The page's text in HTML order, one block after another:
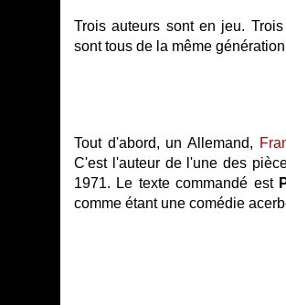
Trois auteurs sont en jeu.
sont tous de la même
Tout d'abord, un Allemand,
C'est l'auteur de l'une des
1971. Le texte commandé est
comme étant une comédie